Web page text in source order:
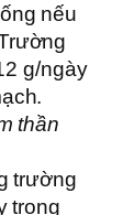
nếu
g/ngày
thần
trường
trong